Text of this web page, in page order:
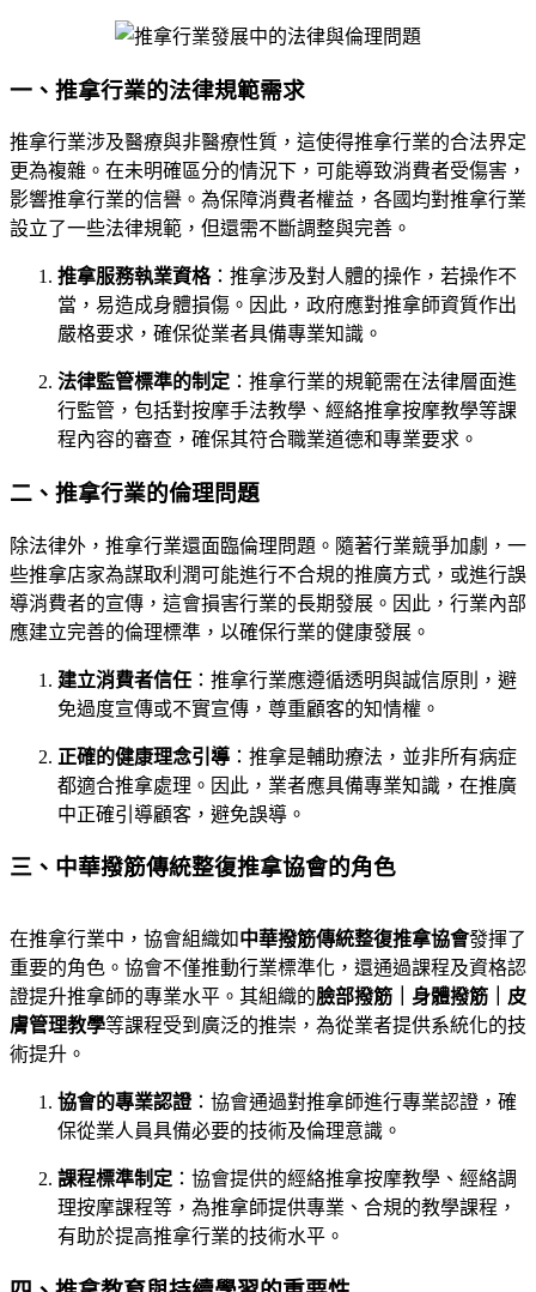
一、推拿行業的法律規範需求
推拿行業涉及醫療與非醫療性質，這使得推拿行業的合法界定
更為複雜。在未明確區分的情況下，可能導致消費者受傷害，
影響推拿行業的信譽。為保障消費者權益，各國均對推拿行業
設立了一些法律規範，但還需不斷調整與完善。
推拿服務執業資格：推拿涉及對人體的操作，若操作不
當，易造成身體損傷。因此，政府應對推拿師資質作出
嚴格要求，確保從業者具備專業知識。
法律監管標準的制定 ：推拿行業的規範需在法律層面進
行監管，包括對按摩手法教學、經絡推拿按摩教學等課
程內容的審查，確保其符合職業道德和專業要求。
二、推拿行業的倫理問題
除法律外，推拿行業還面臨倫理問題。隨著行業競爭加劇，一
些推拿店家為謀取利潤可能進行不合規的推廣方式，或進行誤
導消費者的宣傳，這會損害行業的長期發展。因此，行業內部
應建立完善的倫理標準，以確保行業的健康發展。
建立消費者信任 ：推拿行業應遵循透明與誠信原則，避
免過度宣傳或不實宣傳，尊重顧客的知情權。
正確的健康理念引導：推拿是輔助療法，並非所有病症
都適合推拿處理。因此，業者應具備專業知識，在推廣
中正確引導顧客，避免誤導。
三、中華撥筋傳統整復推拿協會的角色
在推拿行業中，協會組織如中華撥筋傳統整復推拿協會發揮了
重要的角色。協會不僅推動行業標準化，還通過課程及資格認
證提升推拿師的專業水平。其組織的臉部撥筋｜身體撥筋｜皮
膚管理教學等課程受到廣泛的推崇，為從業者提供系統化的技
術提升。
協會的專業認證：協會通過對推拿師進行專業認證，確
保從業人員具備必要的技術及倫理意識。
課程標準制定 ：協會提供的經絡推拿按摩教學、經絡調
理按摩課程等，為推拿師提供專業、合規的教學課程，
有助於提高推拿行業的技術水平。